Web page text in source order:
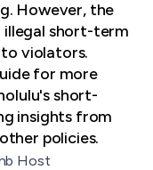
However, the
illegal short-term
violators.
for more
short-
insights from
policies.
Host